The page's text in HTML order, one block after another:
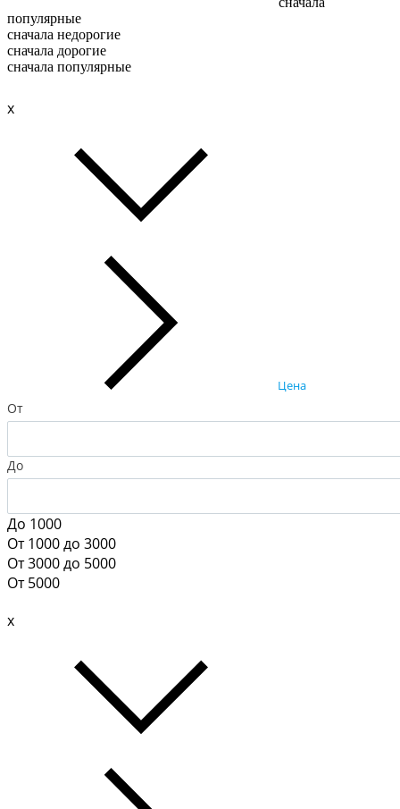
популярные
сначала недорогие
сначала дорогие
сначала популярные
x
Цена
От
До
До 1000
От 1000 до 3000
От 3000 до 5000
От 5000
x